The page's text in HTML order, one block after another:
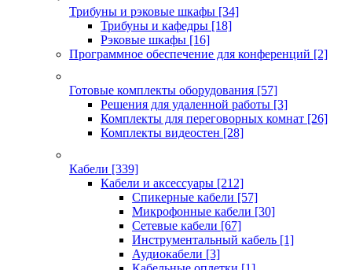
Трибуны и рэковые шкафы [34]
Трибуны и кафедры [18]
Рэковые шкафы [16]
Программное обеспечение для конференций [2]
Готовые комплекты оборудования [57]
Решения для удаленной работы [3]
Комплекты для переговорных комнат [26]
Комплекты видеостен [28]
Кабели [339]
Кабели и аксессуары [212]
Спикерные кабели [57]
Микрофонные кабели [30]
Сетевые кабели [67]
Инструментальный кабель [1]
Аудиокабели [3]